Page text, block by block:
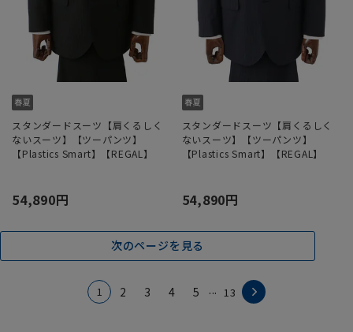
スタンダードスーツ【肩くるしく
ないスーツ】【ツーパンツ】
【Plastics Smart】【REGAL】
54,890円
スタンダードスーツ【肩くるしく
ないスーツ】【ツーパンツ】
【Plastics Smart】【REGAL】
54,890円
次のページを見る
1 2 3 4 5 ... 13